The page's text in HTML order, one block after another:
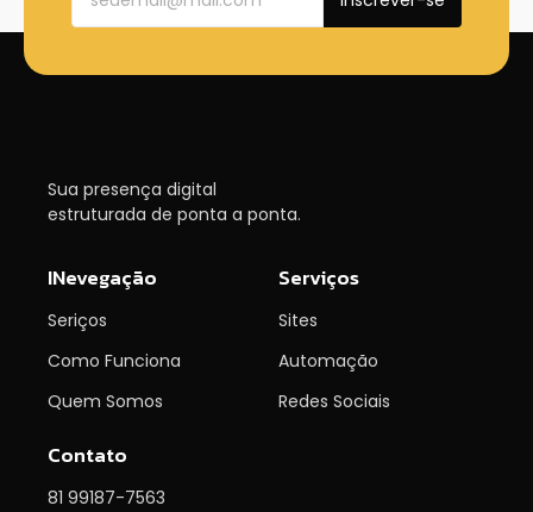
Sua presença digital
estruturada de ponta a ponta.
INevegação
Seriços
Como Funciona
Quem Somos
Serviços
Sites
Automação
Redes Sociais
Contato
81 99187-7563